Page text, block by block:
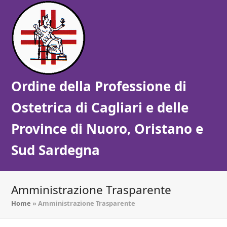
Ordine della Professione di
Ostetrica di Cagliari e delle
Province di Nuoro, Oristano e
Sud Sardegna
Amministrazione Trasparente
Home »Amministrazione Trasparente